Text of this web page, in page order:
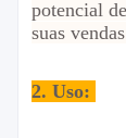
potencial
suas
2. Uso: